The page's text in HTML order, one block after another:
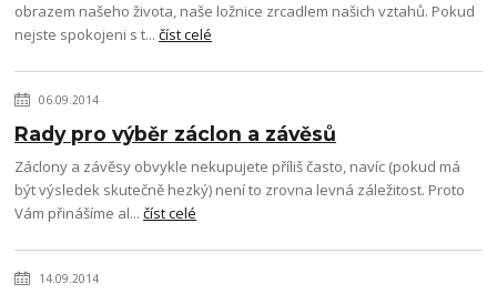
obrazem našeho života, naše ložnice zrcadlem našich vztahů. Pokud
nejste spokojeni s t...číst celé
06.09.2014
Rady pro výběr záclon a závěsů
Záclony a závěsy obvykle nekupujete příliš často, navíc (pokud má
být výsledek skutečně hezký) není to zrovna levná záležitost. Proto
Vám přinášíme al...číst celé
14.09.2014